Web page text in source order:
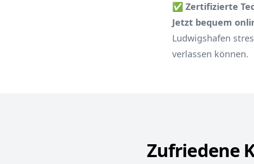
✅ Zertifizierte
Jetzt bequem
Ludwigshafen
verlassen können.
Zufriedene